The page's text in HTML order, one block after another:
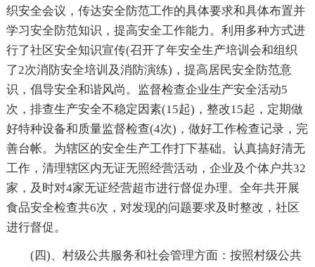
织安全会议，传达安全防范工作的具体要求和具体布置并
学习安全防范知识，提高安全工作能力。利用多种方式进
行了社区安全知识宣传(召开了年安全生产培训会和组织
了2次消防安全培训及消防演练)，提高居民安全防范意
识，倡导安全和谐风尚。监督检查企业生产安全活动5
次，排查生产安全不稳定因素(15起)，整改15起，定期做
好特种设备和质量监督检查(4次)，做好工作检查记录，完
善台帐。为辖区的安全生产工作打下基础。认真搞好清无
工作，清理辖区内无证无照经营活动，企业及个体户共32
家，及时对4家无证经营超市进行督促办理。全年共开展
食品安全检查共6次，对发现的问题要求及时整改，社区
进行督促。
(四)、村级公共服务和社会管理方面：按照村级公共